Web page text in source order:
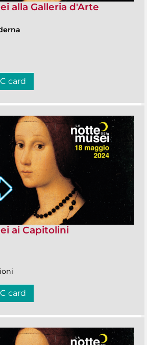
alla Galleria d'Arte
card
ai Capitolini
card